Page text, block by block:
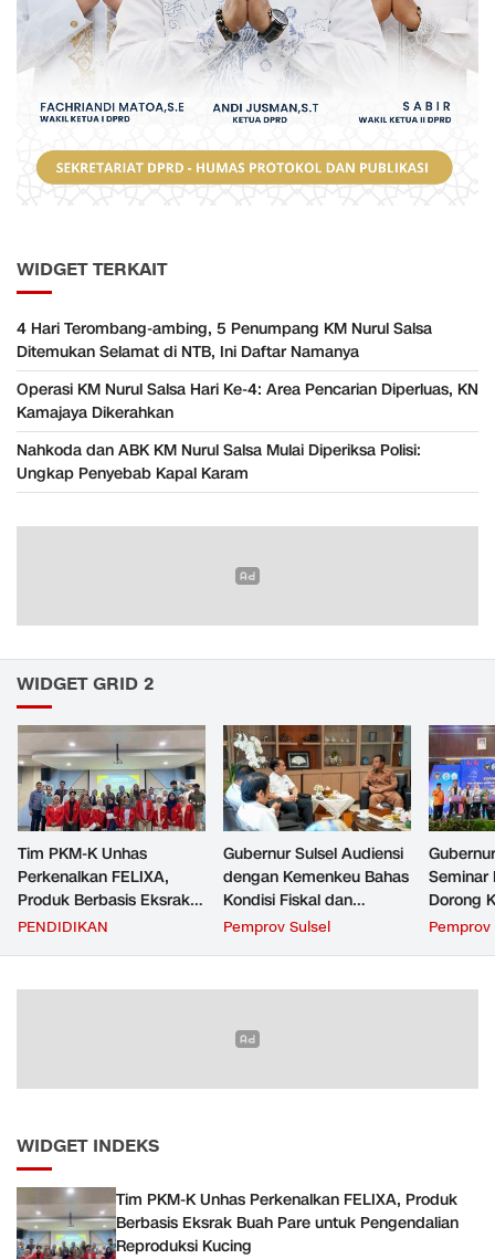
WIDGET TERKAIT
​4 Hari Terombang-ambing, 5 Penumpang KM Nurul Salsa
Ditemukan Selamat di NTB, Ini Daftar Namanya
Operasi KM Nurul Salsa Hari Ke-4: Area Pencarian Diperluas, KN
Kamajaya Dikerahkan
Nahkoda dan ABK KM Nurul Salsa Mulai Diperiksa Polisi:
Ungkap Penyebab Kapal Karam
WIDGET GRID 2
Tim PKM-K Unhas
Perkenalkan FELIXA,
Produk Berbasis Eksrak
Buah Pare untuk
PENDIDIKAN
Gubernur Sulsel Audiensi
dengan Kemenkeu Bahas
Kondisi Fiskal dan
Transfer Keuangan
Pemprov Sulsel
Seminar
Dorong
Beri
Pemprov
WIDGET INDEKS
Tim PKM-K Unhas Perkenalkan FELIXA, Produk
Berbasis Eksrak Buah Pare untuk Pengendalian
Reproduksi Kucing